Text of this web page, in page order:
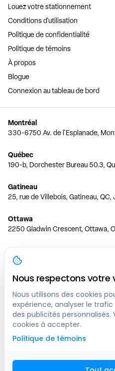
Louez votre stationnement
Conditions d'utilisation
Politique de confidentialité
Politique de témoins
À propos
Blogue
Connexion au tableau de bord
Montréal
330-6750 Av. de l'Esplanade,
Québec
190-b, Dorchester Bureau 50.3,
Gatineau
25, rue de Villebois, Gatineau, QC,
Ottawa
2250 Gladwin Crescent, Ottawa,
Toronto
150 Ferrand Dr, 6th Floor,
Vancouver
1200 W 73rd Ave #1415,
Calgary
444 5 Ave SW #400 Calgary, AB,
Nous respectons votre
Nous utilisons des cookies
expérience, analyser le
des publicités personnalisés.
cookies à accepter.
Politique de témoins